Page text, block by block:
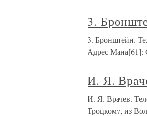
3.
3. Бронштейн.
Адрес Мана[61]:
И. Я.
И. Я. Врачев.
Троцкому, из